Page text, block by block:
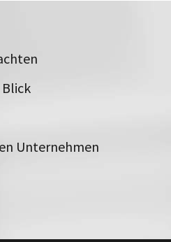
Unternehmen